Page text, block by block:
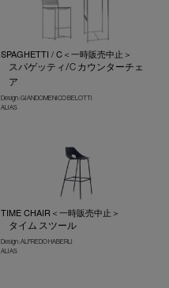
SPAGHETTI / C＜一時販売中止＞
スパゲッティ/C カウンターチェ
ア
Design : GIANDOMENICO BELOTTI
ALIAS
TIME CHAIR＜一時販売中止＞
タイム スツール
Design : ALFREDO HABERLI
ALIAS